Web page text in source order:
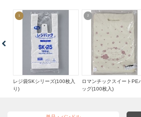
1
レジ袋SKシリーズ(100枚入
り)
2
ロマンチックスイートPE
ッグ(100枚入)